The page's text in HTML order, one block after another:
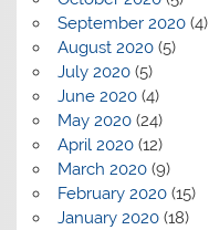
September 2020(4)
August 2020(5)
July 2020(5)
June 2020(4)
May 2020(24)
April 2020(12)
March 2020(9)
February 2020(15)
January 2020(18)